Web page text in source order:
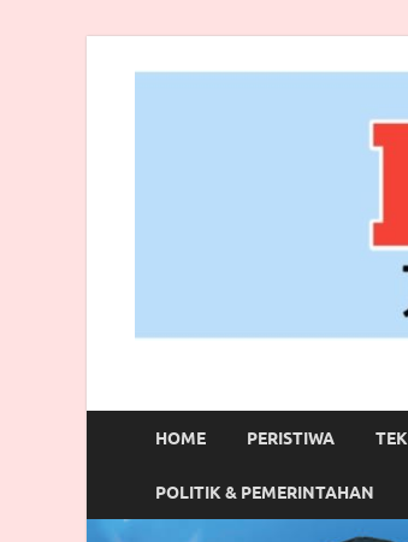
HOME PERISTIWA
POLITIK & PEMERINTAHAN